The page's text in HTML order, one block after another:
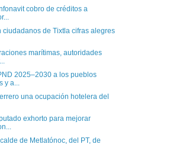
cobro de créditos a
ciudadanos de Tixtla cifras alegres
marítimas, autoridades
2025–2030 a los pueblos
a...
una ocupación hotelera del
exhorto para mejorar
de Metlatónoc, del PT, de